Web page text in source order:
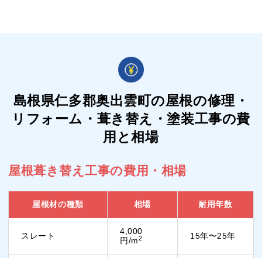
島根県仁多郡奥出雲町の屋根の修理・
リフォーム・葺き替え・塗装工事の費
用と相場
屋根葺き替え工事の費用・相場
屋根材の種類 相場 耐用年数
スレート
4,000
円/m2 15年〜25年